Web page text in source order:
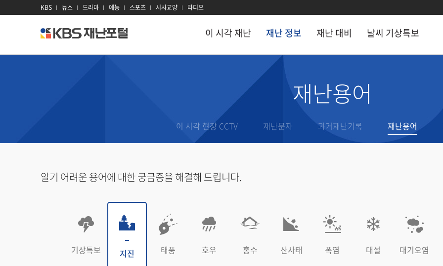
KBS 뉴스 드라마 예능 스포츠 시사교양 라디오
kbs
재
이 시각 재난 재난 정보 재난 대비 날씨 기상특보
호우 감염병
방사선
이 시각 현장
재난문자
과거 재난기록
재난 행동요령
안전라이프 세이프K
재난안전 인사이드
재난용어
이 시각 현장 CCTV 재난문자 과거재난기록 재난용어
알기 어려운 용어에 대한 궁금증을 해결해 드립니다.
기상특보 지진 태풍 호우 홍수 산사태 폭염 대설 대기오염